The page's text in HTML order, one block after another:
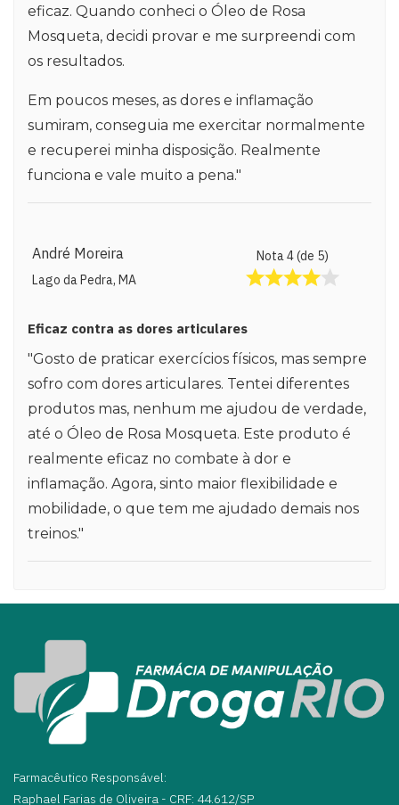
eficaz. Quando conheci o Óleo de Rosa
Mosqueta, decidi provar e me surpreendi com
os resultados.
Em poucos meses, as dores e inflamação
sumiram, conseguia me exercitar normalmente
e recuperei minha disposição. Realmente
funciona e vale muito a pena."
André Moreira
Lago da Pedra, MA
Nota 4 (de 5)
Eficaz contra as dores articulares
"Gosto de praticar exercícios físicos, mas sempre
sofro com dores articulares. Tentei diferentes
produtos mas, nenhum me ajudou de verdade,
até o Óleo de Rosa Mosqueta. Este produto é
realmente eficaz no combate à dor e
inflamação. Agora, sinto maior flexibilidade e
mobilidade, o que tem me ajudado demais nos
treinos."
Farmacêutico Responsável:
Raphael Farias de Oliveira - CRF: 44.612/SP